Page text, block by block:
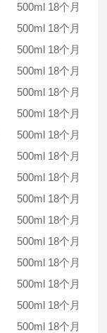
500ml 18个月
500ml 18个月
500ml 18个月
500ml 18个月
500ml 18个月
500ml 18个月
500ml 18个月
500ml 18个月
500ml 18个月
500ml 18个月
500ml 18个月
500ml 18个月
500ml 18个月
500ml 18个月
500ml 18个月
500ml 18个月